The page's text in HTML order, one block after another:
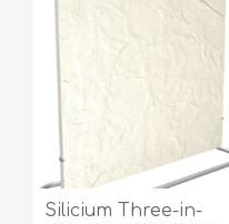
Silicium Three-in-